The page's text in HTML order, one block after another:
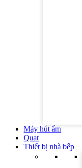
Máy hút ẩm
Quạt
Thiết bị nhà bếp